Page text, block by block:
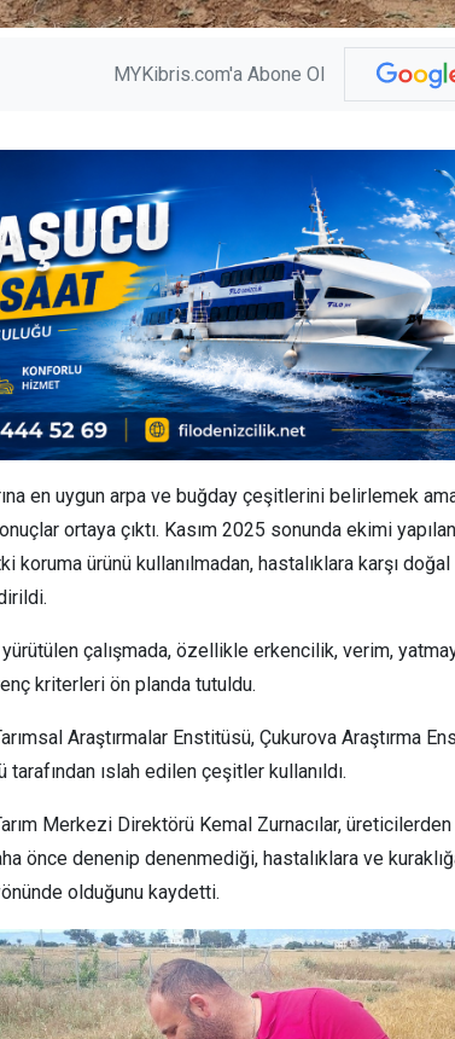
MYKibris.com'a Abone Ol
en uygun arpa ve buğday çeşitlerini belirlemek
ortaya çıktı. Kasım 2025 sonunda ekimi
ürünü kullanılmadan, hastalıklara karşı doğal
çalışmada, özellikle erkencilik, verim,
kriterleri ön planda tutuldu.
Araştırmalar Enstitüsü, Çukurova Araştırma
ıslah edilen çeşitler kullanıldı.
Merkezi Direktörü Kemal Zurnacılar,
önce denenip denenmediği, hastalıklara ve
olduğunu kaydetti.
Tatar'dan iki devlet vurgusu:
çözüm ister